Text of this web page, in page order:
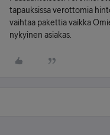
tapauksissa verottomia
vaihtaa pakettia vaikka
nykyinen asiakas.